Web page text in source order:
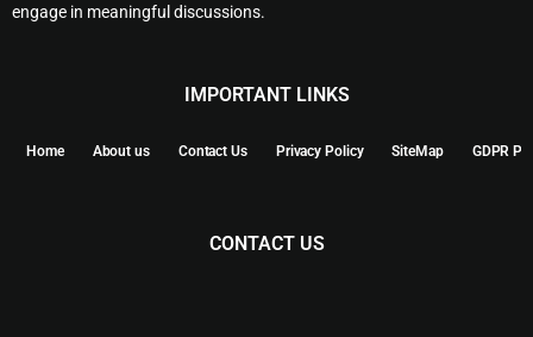
engage in meaningful discussions.
IMPORTANT LINKS
Home About us Contact Us Privacy Policy SiteMap GDPR
CONTACT US